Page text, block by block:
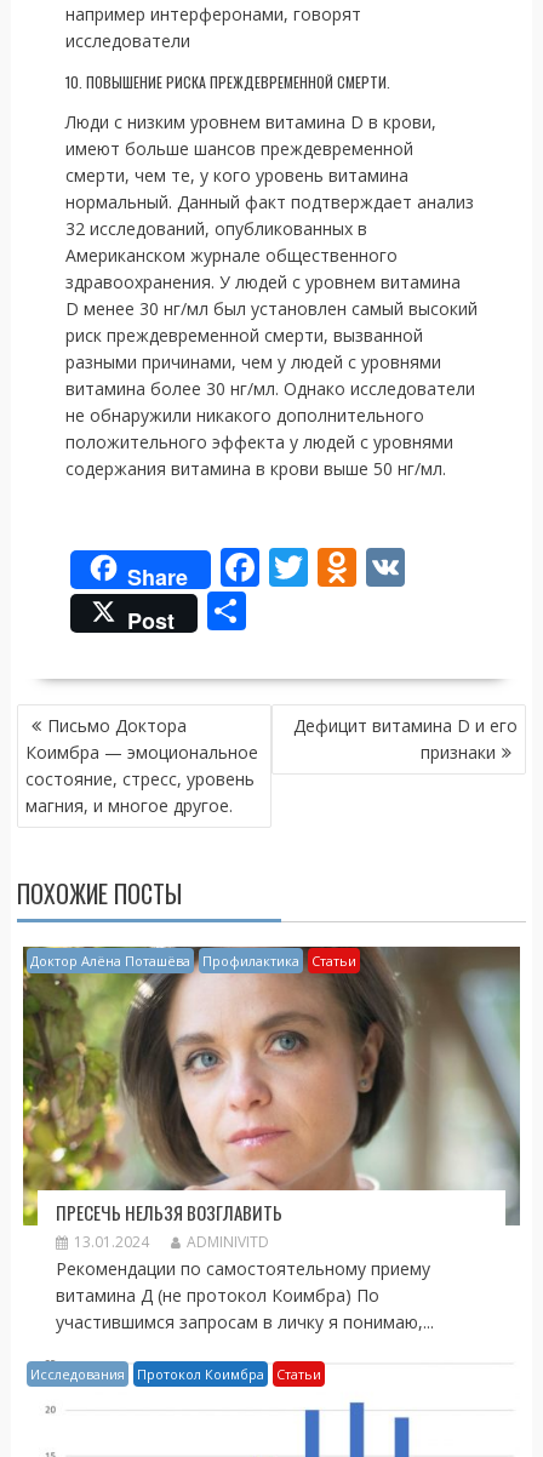
например интерферонами, говорят
исследователи
10. ПОВЫШЕНИЕ РИСКА ПРЕЖДЕВРЕМЕННОЙ СМЕРТИ.
Люди с низким уровнем витамина D в крови,
имеют больше шансов преждевременной
смерти, чем те, у кого уровень витамина
нормальный. Данный факт подтверждает анализ
32 исследований, опубликованных в
Американском журнале общественного
здравоохранения. У людей с уровнем витамина
D менее 30 нг/мл был установлен самый высокий
риск преждевременной смерти, вызванной
разными причинами, чем у людей с уровнями
витамина более 30 нг/мл. Однако исследователи
не обнаружили никакого дополнительного
положительного эффекта у людей с уровнями
содержания витамина в крови выше 50 нг/мл.
Share F
b
o
o
T
er
O
o
kl
as
V
Post О
п
а
и
ь
НАВИГАЦИЯ
ПО
ЗАПИСЯМ
Письмо Доктора
Коимбра — эмоциональное
состояние, стресс, уровень
магния, и многое другое.
Дефицит витамина D и его
признаки
ПОХОЖИЕ ПОСТЫ
Доктор Алёна Поташёва Профилактика Статьи
ПРЕСЕЧЬ НЕЛЬЗЯ ВОЗГЛАВИТЬ
13.01.2024 ADMINIVITD
Рекомендации по самостоятельному приему
витамина Д (не протокол Коимбра) По
участившимся запросам в личку я понимаю,...
Исследования Протокол Коимбра Статьи